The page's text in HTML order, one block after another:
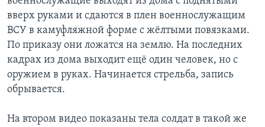
вверх руками и сдаются в плен военнослужащим
ВСУ в камуфляжной форме с жёлтыми повязками.
По приказу они ложатся на землю. На последних
кадрах из дома выходит ещё один человек, но с
оружием в руках. Начинается стрельба, запись
обрывается.
На втором видео показаны тела солдат в такой же